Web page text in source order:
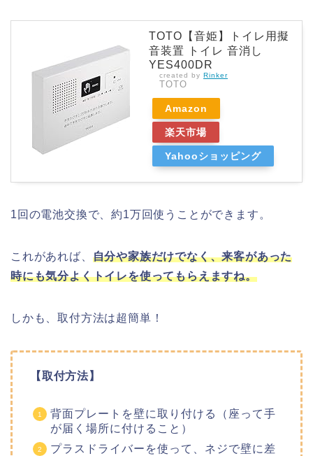
TOTO【音姫】トイレ用擬
音装置 トイレ 音消し
YES400DR
created by Rinker
TOTO
Amazon
楽天市場
Yahooショッピング
1 回の電池交換で、約1万回使うことができます。
これがあれば、 自分や家族だけでなく、来客があった
時にも気分よくトイレを使ってもらえますね。
しかも、取付方法は超簡単！
【取付方法】
背面プレートを壁に取り付ける（座って手
が届く場所に付けること）
プラスドライバーを使って、ネジで壁に差